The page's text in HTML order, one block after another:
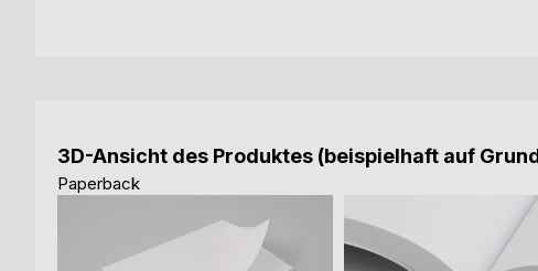
3D-Ansicht des Produktes (beispielhaft auf
Paperback